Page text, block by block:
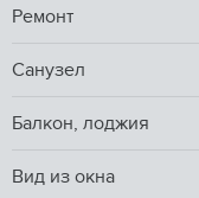
Ремонт
Санузел
Балкон, лоджия
Вид из окна